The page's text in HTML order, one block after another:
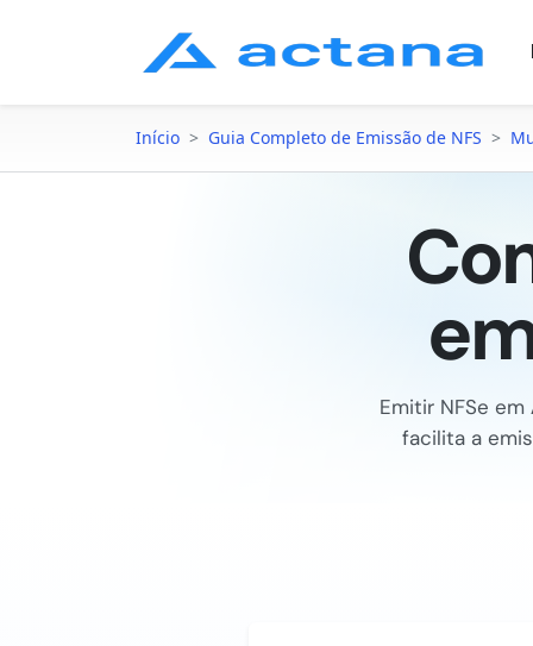
Início > Guia Completo de Emissão de NFS >
Emitir NFSe em
facilita a